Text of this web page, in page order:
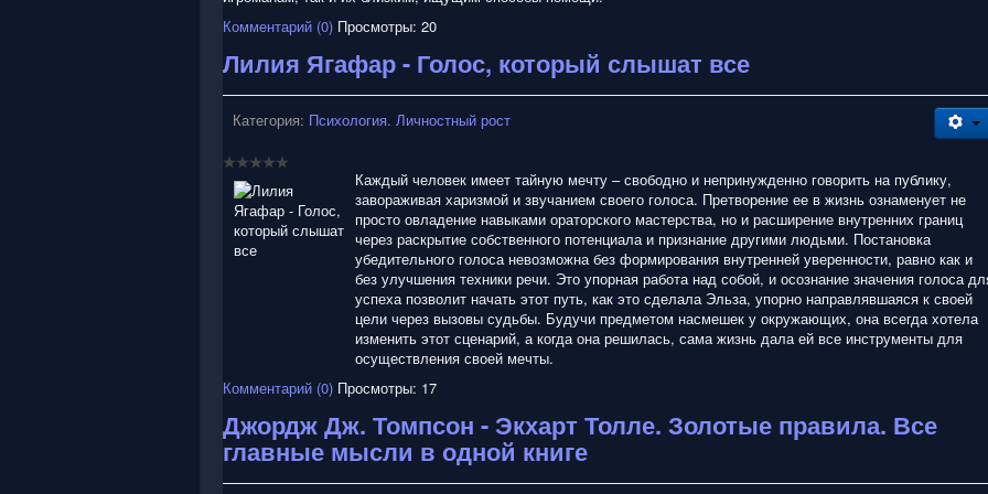
Комментарий (0) Просмотры: 20
Лилия Ягафар - Голос, который слышат все
Категория: Психология. Личностный рост
Каждый человек имеет тайную мечту – свободно и непринужденно говорить на публику,
завораживая харизмой и звучанием своего голоса. Претворение ее в жизнь ознаменует не
просто овладение навыками ораторского мастерства, но и расширение внутренних границ
через раскрытие собственного потенциала и признание другими людьми. Постановка
убедительного голоса невозможна без формирования внутренней уверенности, равно как и
без улучшения техники речи. Это упорная работа над собой, и осознание значения голоса
успеха позволит начать этот путь, как это сделала Эльза, упорно направлявшаяся к своей
цели через вызовы судьбы. Будучи предметом насмешек у окружающих, она всегда хотела
изменить этот сценарий, а когда она решилась, сама жизнь дала ей все инструменты для
осуществления своей мечты.
Комментарий (0) Просмотры: 17
Джордж Дж. Томпсон - Экхарт Толле. Золотые правила. Все
главные мысли в одной книге